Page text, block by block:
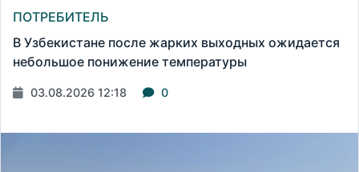
ПОТРЕБИТЕЛЬ
В Узбекистане после жарких выходных ожидается
небольшое понижение температуры
03.08.2026 12:18 0